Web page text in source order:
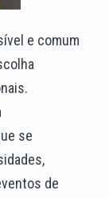
e comum
se
de